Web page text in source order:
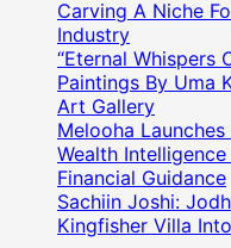
Carving A Niche
Industry
“Eternal Whispers
Paintings By Uma
Art Gallery
Melooha
Wealth
Financial Guidance
Sachiin Joshi:
Kingfisher Villa